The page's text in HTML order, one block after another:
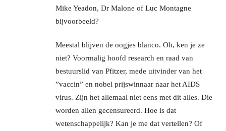
Mike Yeadon, Dr Malone of Luc Montagne
bijvoorbeeld?
Meestal blijven de oogjes blanco. Oh, ken je ze
niet? Voormalig hoofd research en raad van
bestuurslid van Pfitzer, mede uitvinder van het
”vaccin” en nobel prijswinnaar naar het AIDS
virus. Zijn het allemaal niet eens met dit alles. Die
worden allen gecensureerd. Hoe is dat
wetenschappelijk? Kan je me dat vertellen? Of